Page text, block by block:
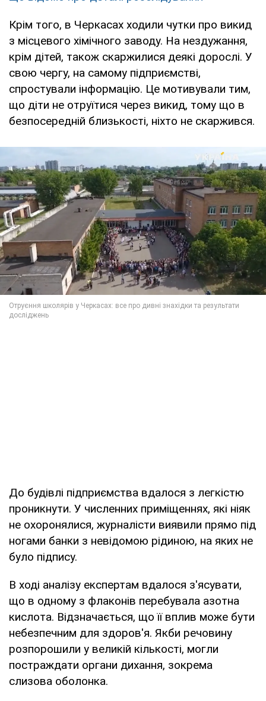
Крім того, в Черкасах ходили чутки про викид
з місцевого хімічного заводу. На нездужання,
крім дітей, також скаржилися деякі дорослі. У
свою чергу, на самому підприємстві,
спростували інформацію. Це мотивували тим,
що діти не отруїтися через викид, тому що в
безпосередній близькості, ніхто не скаржився.
До будівлі підприємства вдалося з легкістю
проникнути. У численних приміщеннях, які ніяк
не охоронялися, журналісти виявили прямо під
ногами банки з невідомою рідиною, на яких не
було підпису.
В ході аналізу експертам вдалося з'ясувати,
що в одному з флаконів перебувала азотна
кислота. Відзначається, що її вплив може бути
небезпечним для здоров'я. Якби речовину
розпорошили у великій кількості, могли
постраждати органи дихання, зокрема
слизова оболонка.